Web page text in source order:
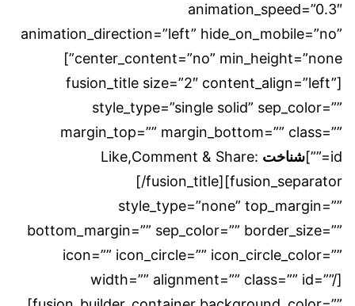
animation_speed=”0.3″
animation_direction=”left” hide_on_mobile=”no”
center_content=”no” min_height=”none”]
[fusion_title size=”2″ content_align=”left”
style_type=”single solid” sep_color=””
margin_top=”” margin_bottom=”” class=””
id=””]
شناخت Like,Comment & Share:
[/fusion_title][fusion_separator
style_type=”none” top_margin=””
bottom_margin=”” sep_color=”” border_size=””
icon=”” icon_circle=”” icon_circle_color=””
width=”” alignment=”” class=”” id=””/]